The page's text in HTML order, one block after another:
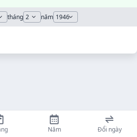
tháng năm
Năm Đổi ngày